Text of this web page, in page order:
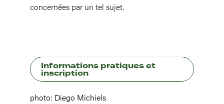
concernées par un tel sujet.
Informations pratiques et
inscription
photo: Diego Michiels